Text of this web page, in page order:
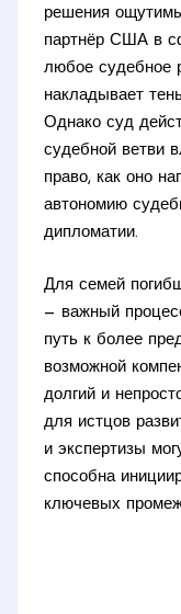
решения
партнёр США в
любое судебное
накладывает
Однако суд
судебной ветви
право, как оно
автономию
дипломатии.
Для семей
— важный
путь к более
возможной
долгий и
для истцов
и экспертизы
способна
ключевых